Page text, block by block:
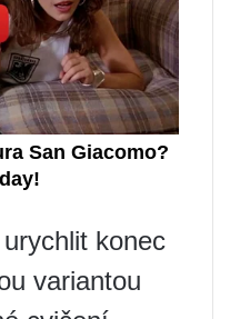
konec
variantou